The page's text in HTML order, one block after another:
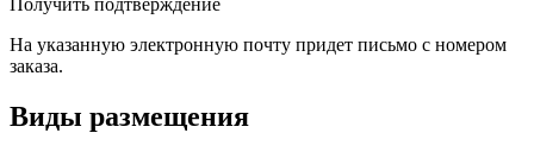
Получить подтверждение
На указанную электронную почту придет письмо с номером
заказа.
Виды размещения